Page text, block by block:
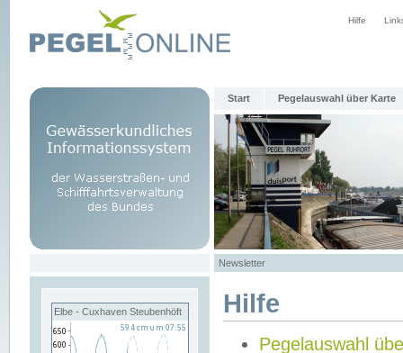
Hilfe
Start Pegelauswahl über Karte
Newsletter
Elbe - Cuxhaven Steubenhöft Hilfe
Pegelauswahl